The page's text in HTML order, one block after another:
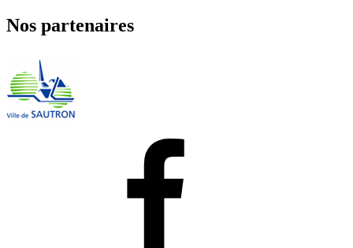
Nos partenaires